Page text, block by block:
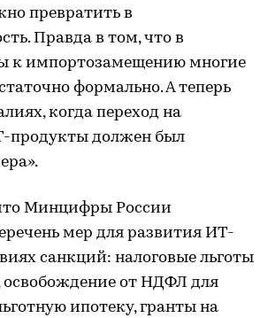
превратить в
Правда в том, что в
к импортозамещению многие
формально. А теперь
когда переход на
продукты должен был
Минцифры России
мер для развития ИТ-
санкций: налоговые льготы
от НДФЛ для
ипотеку, гранты на